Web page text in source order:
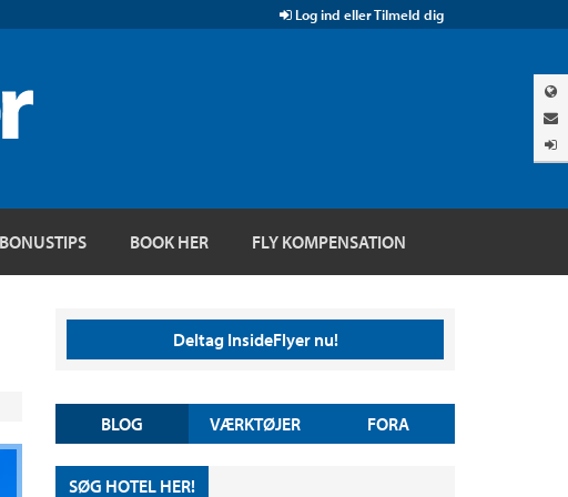
Log ind eller Tilmeld dig
BONUSTIPS BOOK HER FLY KOMPENSATION
Deltag InsideFlyer nu!
BLOG VÆRKTØJER FORA
SØG HOTEL HER!